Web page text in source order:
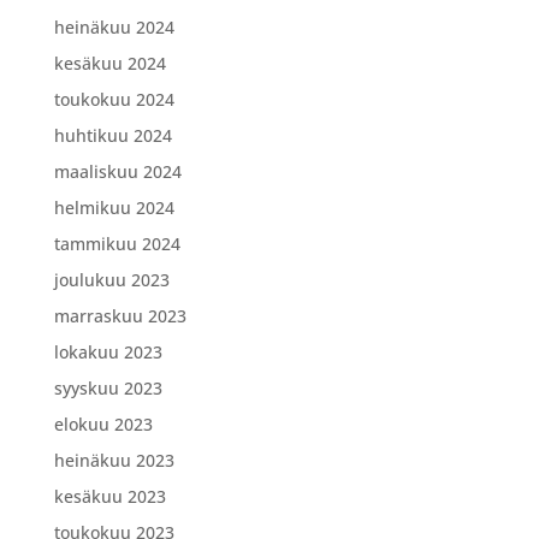
heinäkuu 2024
kesäkuu 2024
toukokuu 2024
huhtikuu 2024
maaliskuu 2024
helmikuu 2024
tammikuu 2024
joulukuu 2023
marraskuu 2023
lokakuu 2023
syyskuu 2023
elokuu 2023
heinäkuu 2023
kesäkuu 2023
toukokuu 2023